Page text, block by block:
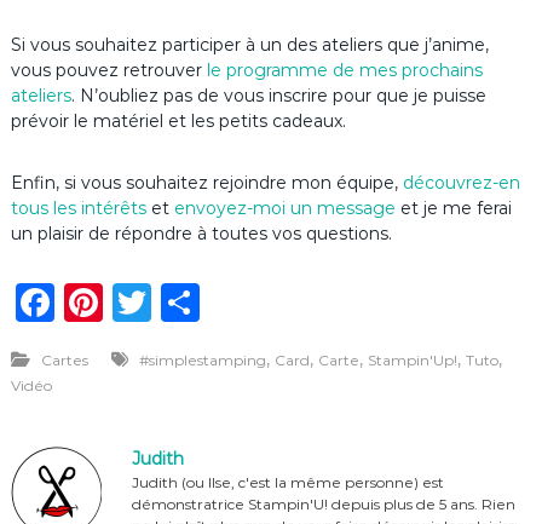
Si vous souhaitez participer à un des ateliers que j’anime,
vous pouvez retrouverle programme de mes prochains
ateliers. N’oubliez pas de vous inscrire pour que je puisse
prévoir le matériel et les petits cadeaux.
Enfin, si vous souhaitez rejoindre mon équipe, découvrez-en
tous les intérêtset envoyez-moi un message et je me ferai
un plaisir de répondre à toutes vos questions.
F
c
b
o
Pi
n
te
st
T
it
r
P
ta
Cartes #simplestamping, Card, Carte, Stampin'Up!, Tuto,
Vidéo
Judith
Judith (ou Ilse, c'est la même personne) est
démonstratrice Stampin'U! depuis plus de 5 ans. Rien